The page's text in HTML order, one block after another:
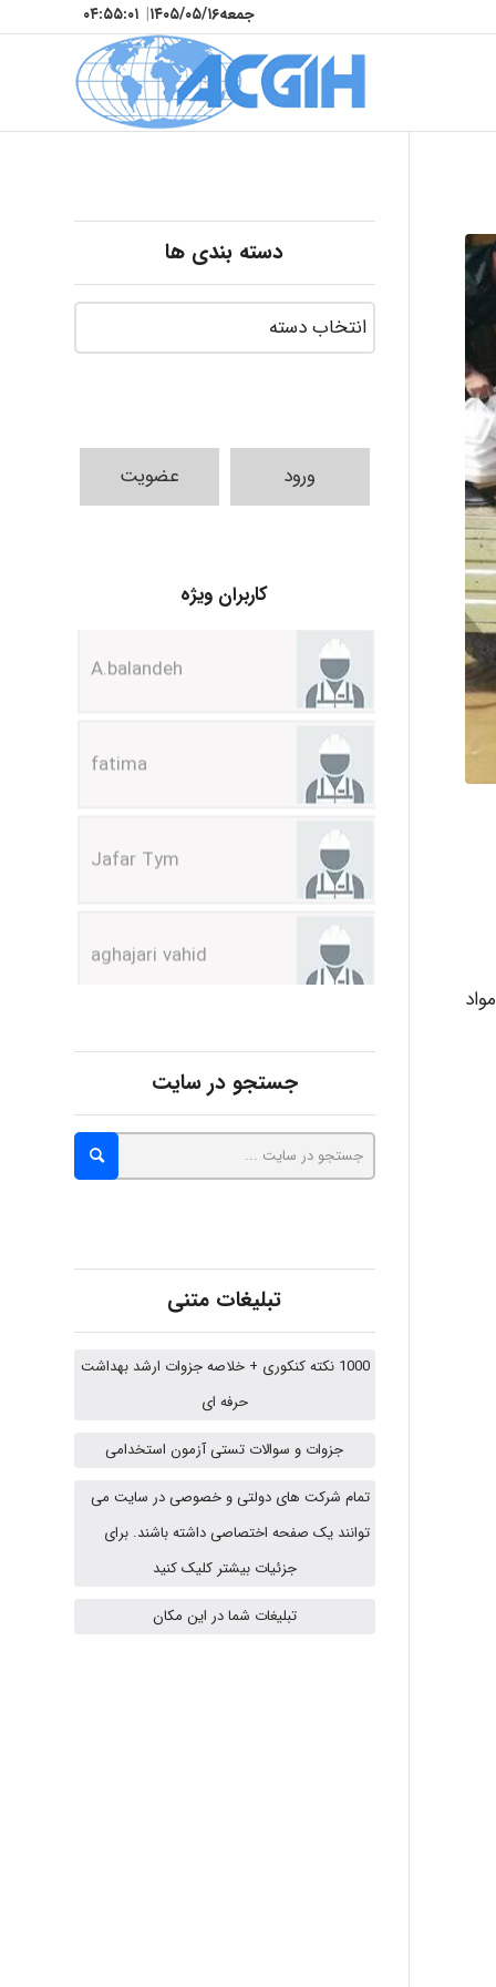
جمعه۱۴۰۵/۰۵/۱۶| ۰۴:۵۵:۰۳
دسته بندی ها
ورود عضویت
کاربران ویژه
fatima
Jafar Tym
aghajari vahid
Poubakhtiari
Alirez0990
hosein abdolvand
emami
A.balandeh
جستجو در سایت
تبلیغات متنی
1000 نکته کنکوری + خلاصه جزوات ارشد بهداشت
حرفه ای
جزوات و سوالات تستی آزمون استخدامی
تمام شرکت های دولتی و خصوصی در سایت می
توانند یک صفحه اختصاصی داشته باشند. برای
جزئیات بیشتر کلیک کنید
تبلیغات شما در این مکان